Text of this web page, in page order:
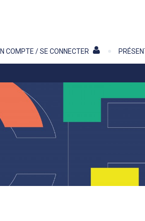
COMPTE / SE CONNECTER